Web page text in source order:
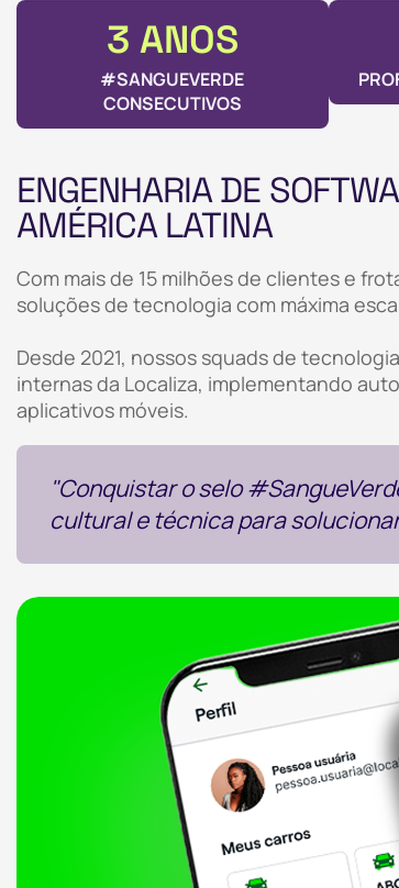
3 ANOS
#SANGUEVERDE
CONSECUTIVOS
ENGENHARIA DE
AMÉRICA LATINA
Com mais de 15 milhões de clientes e
soluções de tecnologia com máxima
Desde 2021, nossos squads de
internas da Localiza, implementando
aplicativos móveis.
"Conquistar o selo
cultural e técnica para